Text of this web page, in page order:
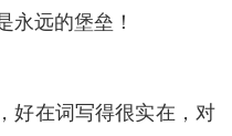
永远的堡垒！
好在词写得很实在，对